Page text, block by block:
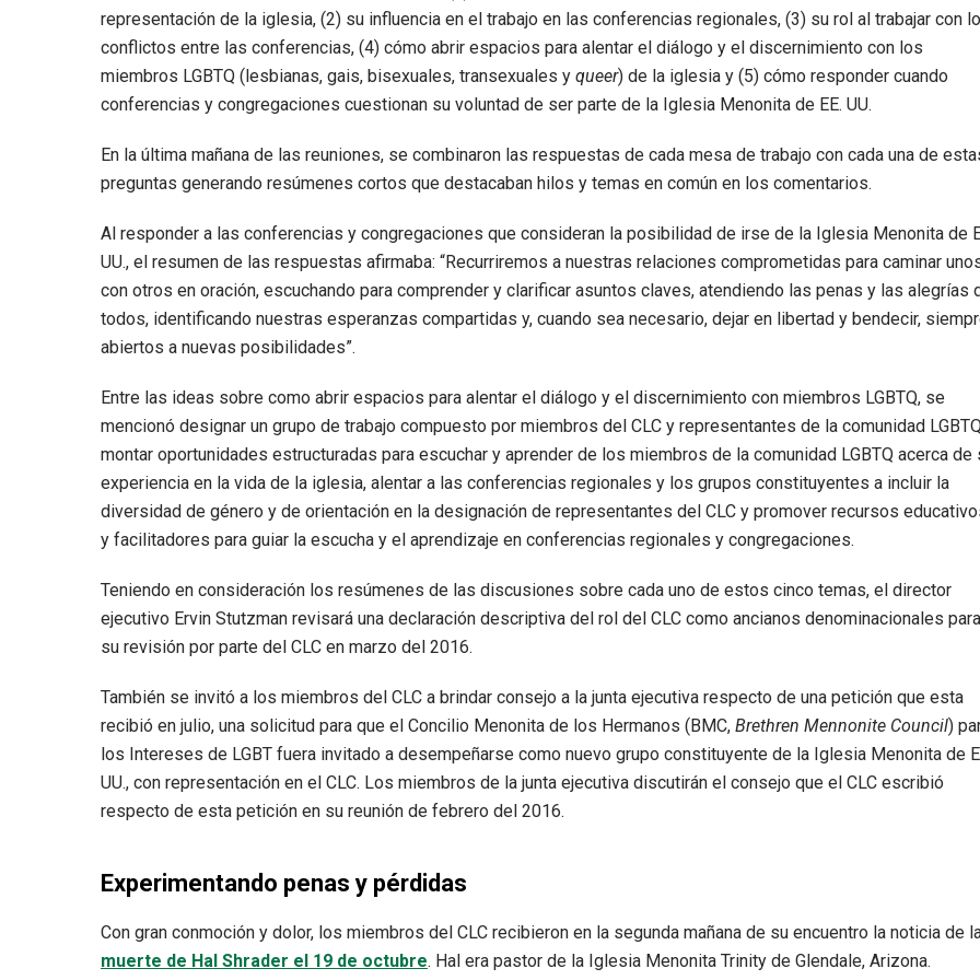
representación de la iglesia, (2) su influencia en el trabajo en las conferencias regionales, (3) su rol al trabajar con
conflictos entre las conferencias, (4) cómo abrir espacios para alentar el diálogo y el discernimiento con los
miembros LGBTQ (lesbianas, gais, bisexuales, transexuales y queer) de la iglesia y (5) cómo responder cuando
conferencias y congregaciones cuestionan su voluntad de ser parte de la Iglesia Menonita de EE. UU.
En la última mañana de las reuniones, se combinaron las respuestas de cada mesa de trabajo con cada una de
preguntas generando resúmenes cortos que destacaban hilos y temas en común en los comentarios.
Al responder a las conferencias y congregaciones que consideran la posibilidad de irse de la Iglesia Menonita de
UU., el resumen de las respuestas afirmaba: “Recurriremos a nuestras relaciones comprometidas para caminar
con otros en oración, escuchando para comprender y clarificar asuntos claves, atendiendo las penas y las alegrías
todos, identificando nuestras esperanzas compartidas y, cuando sea necesario, dejar en libertad y bendecir,
abiertos a nuevas posibilidades”.
Entre las ideas sobre como abrir espacios para alentar el diálogo y el discernimiento con miembros LGBTQ, se
mencionó designar un grupo de trabajo compuesto por miembros del CLC y representantes de la comunidad
montar oportunidades estructuradas para escuchar y aprender de los miembros de la comunidad LGBTQ acerca de
experiencia en la vida de la iglesia, alentar a las conferencias regionales y los grupos constituyentes a incluir la
diversidad de género y de orientación en la designación de representantes del CLC y promover recursos
y facilitadores para guiar la escucha y el aprendizaje en conferencias regionales y congregaciones.
Teniendo en consideración los resúmenes de las discusiones sobre cada uno de estos cinco temas, el director
ejecutivo Ervin Stutzman revisará una declaración descriptiva del rol del CLC como ancianos denominacionales para
su revisión por parte del CLC en marzo del 2016.
También se invitó a los miembros del CLC a brindar consejo a la junta ejecutiva respecto de una petición que esta
recibió en julio, una solicitud para que el Concilio Menonita de los Hermanos (BMC, Brethren Mennonite Council)
los Intereses de LGBT fuera invitado a desempeñarse como nuevo grupo constituyente de la Iglesia Menonita de
UU., con representación en el CLC. Los miembros de la junta ejecutiva discutirán el consejo que el CLC escribió
respecto de esta petición en su reunión de febrero del 2016.
Experimentando penas y pérdidas
Con gran conmoción y dolor, los miembros del CLC recibieron en la segunda mañana de su encuentro la noticia de
muerte de Hal Shrader el 19 de octubre. Hal era pastor de la Iglesia Menonita Trinity de Glendale, Arizona.